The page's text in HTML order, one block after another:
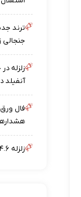
ترند
جنجالی
زلزله
آنفیلد
زلزله ۴.۶ ریشتری گلباف کرمان؛ خسارتی گزارش نشد